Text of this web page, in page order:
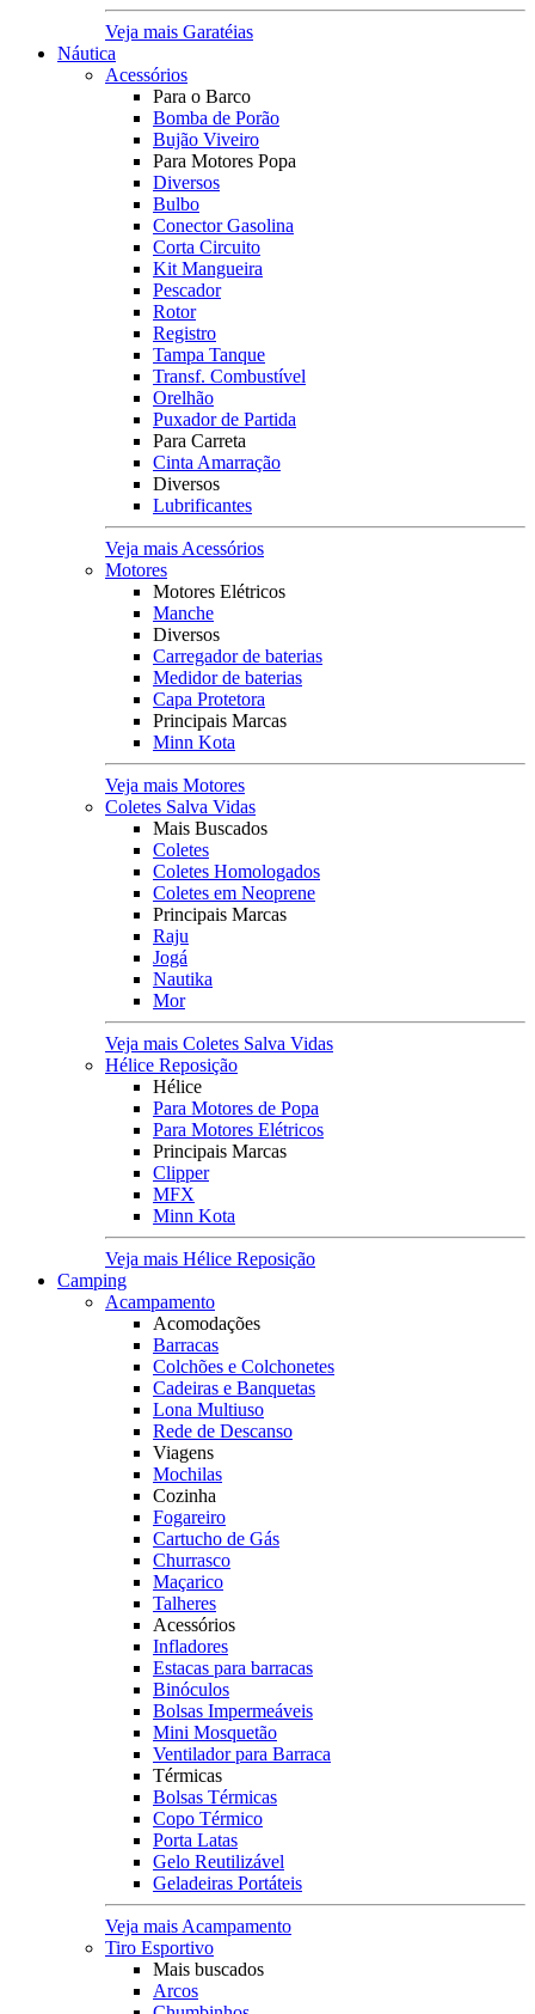
Veja mais Garatéias
Náutica
Acessórios
Para o Barco
Bomba de Porão
Bujão Viveiro
Para Motores Popa
Diversos
Bulbo
Conector Gasolina
Corta Circuito
Kit Mangueira
Pescador
Rotor
Registro
Tampa Tanque
Transf. Combustível
Orelhão
Puxador de Partida
Para Carreta
Cinta Amarração
Diversos
Lubrificantes
Veja mais Acessórios
Motores
Motores Elétricos
Manche
Diversos
Carregador de baterias
Medidor de baterias
Capa Protetora
Principais Marcas
Minn Kota
Veja mais Motores
Coletes Salva Vidas
Mais Buscados
Coletes
Coletes Homologados
Coletes em Neoprene
Principais Marcas
Raju
Jogá
Nautika
Mor
Veja mais Coletes Salva Vidas
Hélice Reposição
Hélice
Para Motores de Popa
Para Motores Elétricos
Principais Marcas
Clipper
MFX
Minn Kota
Veja mais Hélice Reposição
Camping
Acampamento
Acomodações
Barracas
Colchões e Colchonetes
Cadeiras e Banquetas
Lona Multiuso
Rede de Descanso
Viagens
Mochilas
Cozinha
Fogareiro
Cartucho de Gás
Churrasco
Maçarico
Talheres
Acessórios
Infladores
Estacas para barracas
Binóculos
Bolsas Impermeáveis
Mini Mosquetão
Ventilador para Barraca
Térmicas
Bolsas Térmicas
Copo Térmico
Porta Latas
Gelo Reutilizável
Geladeiras Portáteis
Veja mais Acampamento
Tiro Esportivo
Mais buscados
Arcos